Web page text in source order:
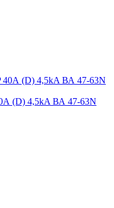
(D) 4,5kA ВА 47-63N